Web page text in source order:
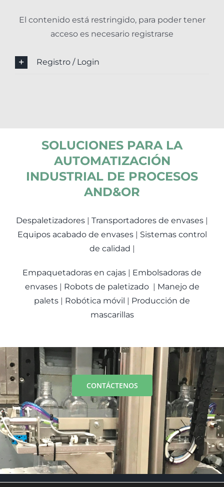
El contenido está restringido, para poder tener
acceso es necesario registrarse
Registro / Login
SOLUCIONES PARA LA
AUTOMATIZACIÓN
INDUSTRIAL DE PROCESOS
AND&OR
Despaletizadores | Transportadores de envases |
Equipos acabado de envases| Sistemas control
de calidad |
Empaquetadoras en cajas | Embolsadoras de
envases| Robots de paletizado| Manejo de
palets | Robótica móvil | Producción de
mascarillas
CONTÁCTENOS